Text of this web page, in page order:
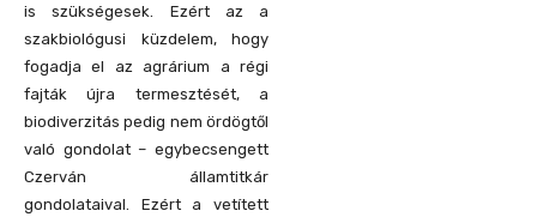
is szükségesek. Ezért az a
szakbiológusi küzdelem, hogy
fogadja el az agrárium a régi
fajták újra termesztését, a
biodiverzitás pedig nem ördögtől
való gondolat – egybecsengett
Czerván államtitkár
gondolataival. Ezért a vetített